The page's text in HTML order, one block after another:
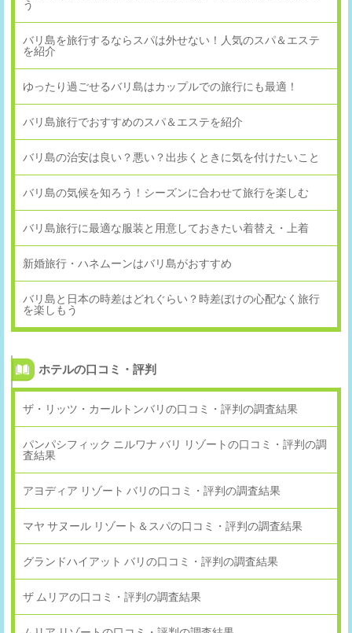
う
バリ島を旅行するならスパは外せない！人気のスパ＆エステ
を紹介
ゆったり過ごせるバリ島はカップルでの旅行にも最適！
バリ島旅行でおすすめのスパ＆エステを紹介
バリ島の治安は良い？悪い？出歩くときに気を付けたいこと
バリ島の気候を知ろう！シーズンに合わせて旅行を楽しむ
バリ島旅行に最適な服装と用意しておきたい着替え・上着
新婚旅行・ハネムーンはバリ島がおすすめ
バリ島と日本の時差はどれぐらい？時差ぼけの心配なく旅行
を楽しもう
ホテルの口コミ・評判
ザ・リッツ・カールトンバリの口コミ・評判の調査結果
パンパシフィック ニルワナ バリ リゾートの口コミ・評判の調
査結果
アヨディア リゾート バリの口コミ・評判の調査結果
マヤ サヌール リゾート＆スパの口コミ・評判の調査結果
グランドハイアット バリの口コミ・評判の調査結果
ザ ムリアの口コミ・評判の調査結果